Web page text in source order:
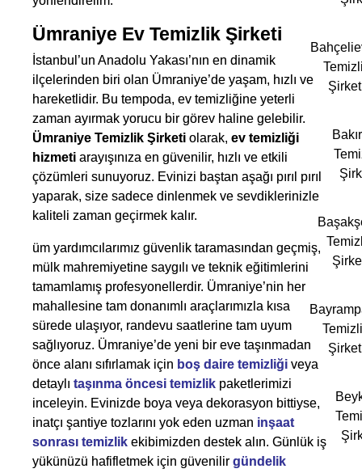
Ümraniye Ev Temizlik Şirketi
İstanbul’un Anadolu Yakası’nın en dinamik
ilçelerinden biri olan Ümraniye’de yaşam, hızlı ve
hareketlidir. Bu tempoda, ev temizliğine yeterli
zaman ayırmak yorucu bir görev haline gelebilir.
Ümraniye Temizlik Şirketi olarak, ev temizliği
hizmeti arayışınıza en güvenilir, hızlı ve etkili
çözümleri sunuyoruz. Evinizi baştan aşağı pırıl pırıl
yaparak, size sadece dinlenmek ve sevdiklerinizle
kaliteli zaman geçirmek kalır.
üm yardımcılarımız güvenlik taramasından geçmiş,
mülk mahremiyetine saygılı ve teknik eğitimlerini
tamamlamış profesyonellerdir. Ümraniye’nin her
mahallesine tam donanımlı araçlarımızla kısa
sürede ulaşıyor, randevu saatlerine tam uyum
sağlıyoruz. Ümraniye’de yeni bir eve taşınmadan
önce alanı sıfırlamak için boş daire temizliği veya
detaylı taşınma öncesi temizlik paketlerimizi
inceleyin. Evinizde boya veya dekorasyon bittiyse,
inatçı şantiye tozlarını yok eden uzman inşaat
sonrası temizlik ekibimizden destek alın. Günlük iş
yükünüzü hafifletmek için güvenilir gündelik